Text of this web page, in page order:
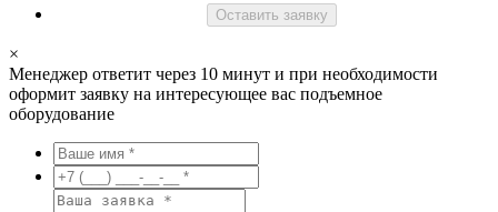
Оставить заявку
×
Менеджер ответит через 10 минут и при необходимости
оформит заявку на интересующее вас подъемное
оборудование